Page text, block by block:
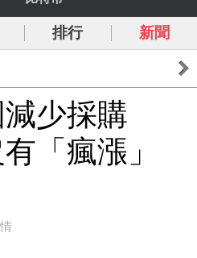
排行 新聞
減少採購
「瘋漲」